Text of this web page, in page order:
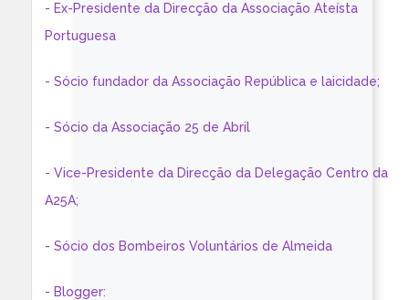
- Ex-Presidente da Direcção da Associação Ateísta
Portuguesa
- Sócio fundador da Associação República e laicidade;
- Sócio da Associação 25 de Abril
- Vice-Presidente da Direcção da Delegação Centro da
A25A;
- Sócio dos Bombeiros Voluntários de Almeida
- Blogger: